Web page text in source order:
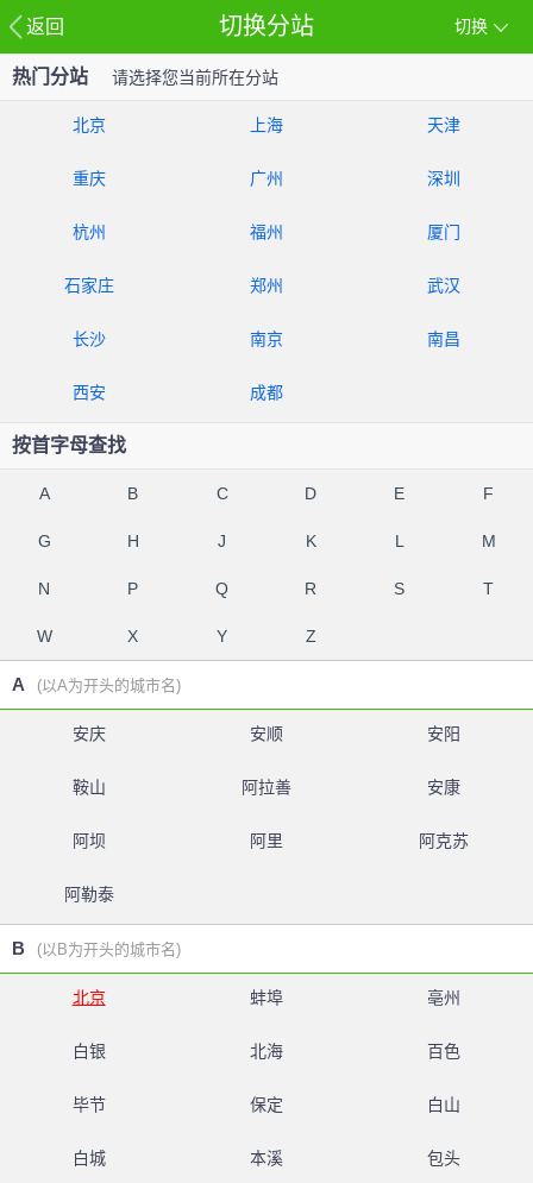
返回 切换
切换分站
热门分站 请选择您当前所在分站
北京 上海 天津
重庆 广州 深圳
杭州 福州 厦门
石家庄 郑州 武汉
长沙 南京 南昌
西安 成都
按首字母查找
A B C D E F
G H J K L M
N P Q R S T
W X Y Z
A (以A为开头的城市名)
安庆 安顺 安阳
鞍山 阿拉善 安康
阿坝 阿里 阿克苏
阿勒泰
B (以B为开头的城市名)
北京 蚌埠 亳州
白银 北海 百色
毕节 保定 白山
白城 本溪 包头